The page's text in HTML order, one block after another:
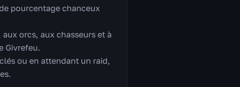
pourcentage chanceux
orcs, aux chasseurs et à
Givrefeu.
ou en attendant un raid,